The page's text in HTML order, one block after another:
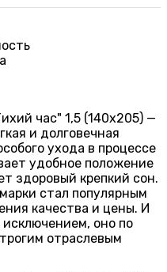
час" 1,5 (140х205) —
и долговечная
ухода в процессе
удобное положение
здоровый крепкий сон.
стал популярным
качества и цены. И
оно по
отраслевым